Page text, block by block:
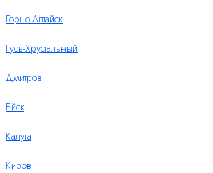
Горно-Алтайск
Гусь-Хрустальный
Дмитров
Ейск
Калуга
Киров